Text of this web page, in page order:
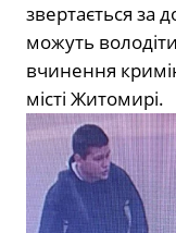
звертається за
можуть
вчинення
місті Житомирі.